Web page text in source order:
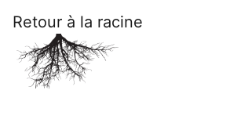
Retour à la racine